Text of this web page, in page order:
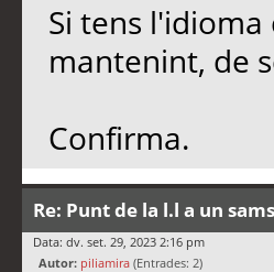
Si tens
mantenint, de
Confirma.
Re: Punt de la l.l a un
Data: dv. set. 29, 2023 2:16 pm
Autor: piliamira (Entrades: 2)